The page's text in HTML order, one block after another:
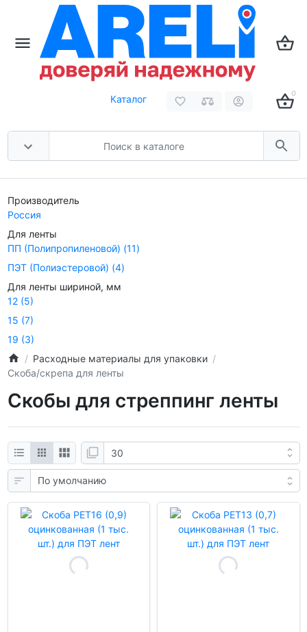
Каталог 0
Производитель
Россия
Для ленты
ПП (Полипропиленовой) (11)
ПЭТ (Полиэстеровой) (4)
Для ленты шириной, мм
12(5)
15 (7)
19 (3)
Расходные материалы для упаковки
Скоба/скрепа для ленты
Скобы для стреппинг ленты